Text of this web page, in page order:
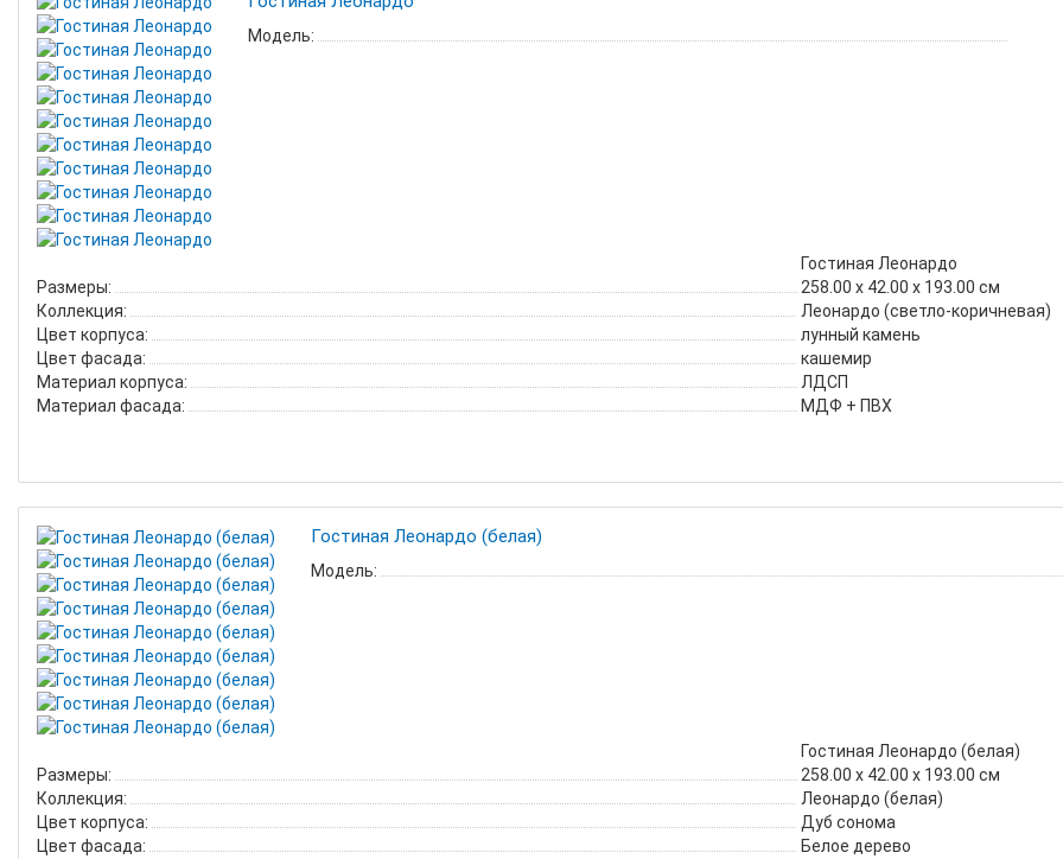
Модель:
Гостиная Леонардо
Размеры:
258.00 х 42.00 х 193.00 см
Коллекция:
Леонардо (светло-коричневая)
Цвет корпуса:
лунный камень
Цвет фасада:
кашемир
Материал корпуса:
ЛДСП
Материал фасада:
МДФ + ПВХ
Гостиная Леонардо (белая)
Модель:
Гостиная Леонардо (белая)
Размеры:
258.00 х 42.00 х 193.00 см
Коллекция:
Леонардо (белая)
Цвет корпуса:
Дуб сонома
Цвет фасада:
Белое дерево